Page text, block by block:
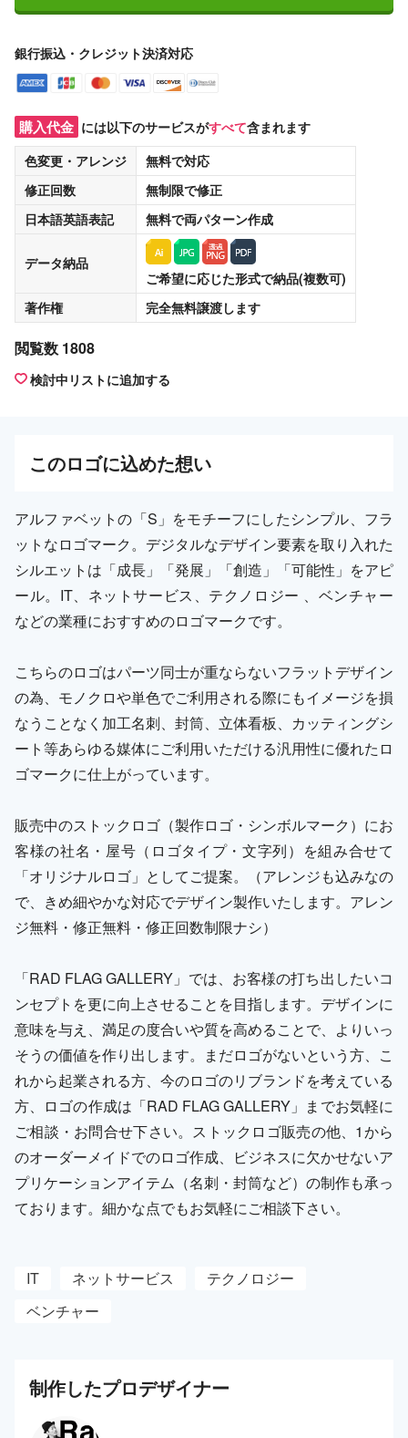
銀行振込・クレジット決済対応
購入代金 には以下のサービスがすべて含まれます
色変更・アレンジ
無料で対応
修正回数
無制限で修正
日本語英語表記
無料で両パターン作成
データ納品
ご希望に応じた形式で納品(複数可)
著作権
完全無料譲渡します
閲覧数 1808
検討中リストに追加する
このロゴに込めた想い
アルファベットの「S」をモチーフにしたシンプル、フラ
ットなロゴマーク。デジタルなデザイン要素を取り入れた
シルエットは「成長」「発展」「創造」「可能性」をアピ
ール。IT、ネットサービス、テクノロジー 、ベンチャー
などの業種におすすめのロゴマークです。
こちらのロゴはパーツ同士が重ならないフラットデザイン
の為、モノクロや単色でご利用される際にもイメージを損
なうことなく加工名刺、封筒、立体看板、カッティングシ
ート等あらゆる媒体にご利用いただける汎用性に優れたロ
ゴマークに仕上がっています。
販売中のストックロゴ（製作ロゴ・シンボルマーク）にお
客様の社名・屋号（ロゴタイプ・文字列）を組み合せて
「オリジナルロゴ」としてご提案。（アレンジも込みなの
で、きめ細やかな対応でデザイン製作いたします。アレン
ジ無料・修正無料・修正回数制限ナシ）
「RAD FLAG GALLERY」では、お客様の打ち出したいコ
ンセプトを更に向上させることを目指します。デザインに
意味を与え、満足の度合いや質を高めることで、よりいっ
そうの価値を作り出します。まだロゴがないという方、こ
れから起業される方、今のロゴのリブランドを考えている
方、ロゴの作成は「RAD FLAG GALLERY」までお気軽に
ご相談・お問合せ下さい。ストックロゴ販売の他、1から
のオーダーメイドでのロゴ作成、ビジネスに欠かせないア
プリケーションアイテム（名刺・封筒など）の制作も承っ
ております。細かな点でもお気軽にご相談下さい。
IT ネットサービス
テクノロジー
ベンチャー
制作したプロデザイナー